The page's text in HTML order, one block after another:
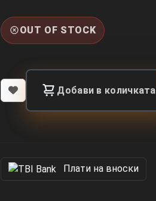
OUT OF STOCK
Добави в количката
Πлати на вноски